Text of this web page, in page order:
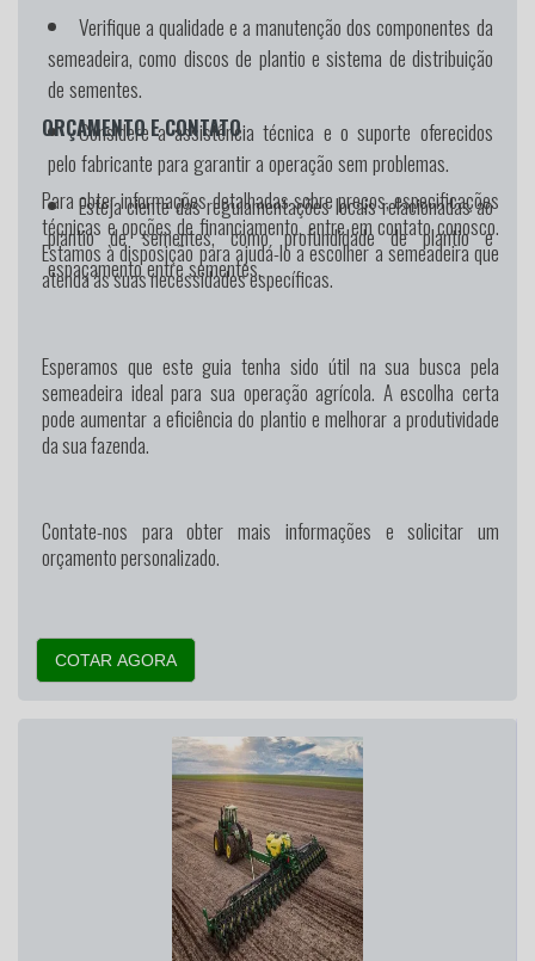
Verifique a qualidade e a manutenção dos componentes da
semeadeira, como discos de plantio e sistema de distribuição
de sementes.
Considere a assistência técnica e o suporte oferecidos
pelo fabricante para garantir a operação sem problemas.
Esteja ciente das regulamentações locais relacionadas ao
plantio de sementes, como profundidade de plantio e
espaçamento entre sementes.
ORÇAMENTO E CONTATO
Para obter informações detalhadas sobre preços, especificações
técnicas e opções de financiamento, entre em contato conosco.
Estamos à disposição para ajudá-lo a escolher a semeadeira que
atenda às suas necessidades específicas.
Esperamos que este guia tenha sido útil na sua busca pela
semeadeira ideal para sua operação agrícola. A escolha certa
pode aumentar a eficiência do plantio e melhorar a produtividade
da sua fazenda.
Contate-nos para obter mais informações e solicitar um
orçamento personalizado.
COTAR AGORA